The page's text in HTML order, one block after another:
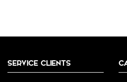
SERVICE CLIENTS